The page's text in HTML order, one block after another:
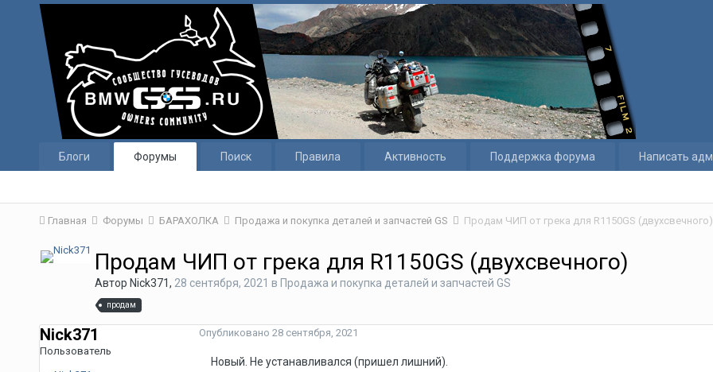
Блоги Форумы Поиск Правила Активность Поддержка форума Написать
Главная Форумы БАРАХОЛКА Продажа и покупка деталей и запчастей GS Продам ЧИП от грека для R1150GS (двухсвечного)
Продам ЧИП от грека для R1150GS (двухсвечного)
Автор Nick371, 28 сентября, 2021 в Продажа и покупка деталей и запчастей GS
продам
Nick371
Пользователь
Опубликовано 28 сентября, 2021
Новый. Не устанавливался (пришел лишний).